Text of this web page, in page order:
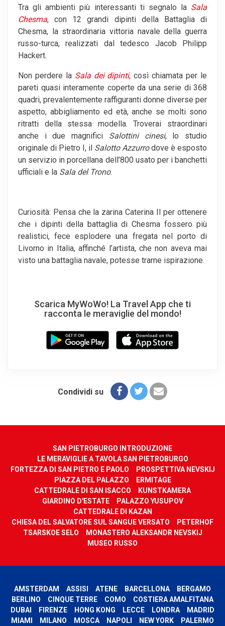
Tra gli ambienti più interessanti ti segnalo la Sala
Chesma, con 12 grandi dipinti della Battaglia di
Chesma, la straordinaria vittoria navale della guerra
russo-turca, realizzati dal tedesco Jacob Philipp
Hackert.
Non perdere la Sala dei dipinti, così chiamata per le
pareti quasi interamente coperte da una serie di 368
quadri, prevalentemente raffiguranti donne diverse per
aspetto, abbigliamento ed età, anche se molti sono
ritratti della stessa modella. Troverai straordinari
anche i due magnifici Salottini cinesi, lo studio
originale di Pietro I, il Salotto Azzurrodove è esposto
un servizio in porcellana dell’800 usato per i banchetti
ufficiali e la Sala del Trono.
Curiosità: Pensa che la zarina Caterina II per ottenere
che i dipinti della battaglia di Chesma fossero più
realistici, fece esplodere una fregata nel porto di
Livorno in Italia, affinché l’artista, che non aveva mai
visto una battaglia navale, potesse trarne ispirazione.
Scarica MyWoWo! La Travel App che ti
racconta le meraviglie del mondo!
Condividi su
SAN PIETROBURGO INTRODUZIONE
LE MERAVIGLIE A TAVOLA SAN PIETROBURGO
FORTEZZA DI SAN PIETRO E PAOLO
PROSPETTIVA NEVSKIJ
PIAZZA DEL PALAZZO
ERMITAGE
CATTEDRALE DI SAN ISACCO
KUNSTKAMERA
GIARDINO D'ESTATE
PALAZZO YUSUPOV
CATTEDRALE DI KAZAN
CHIESA DEL SALVATORE SUL SANGUE VERSATO
PETERHOF
TSARSKOE SELO
MONASTERO ALEKSANDR NEVSKIJ
MUSEO RUSSO
AMSTERDAM ASSISI ATENE BARCELLONA
BERGAMO
BERLINO
CINQUE TERRE COMO
COSTIERA AMALFITANA
DUBAI
FIRENZE HONG KONG LECCE LONDRA
MADRID
MIAMI
MILANO MOSCA NAPOLI NEW YORK PALERMO